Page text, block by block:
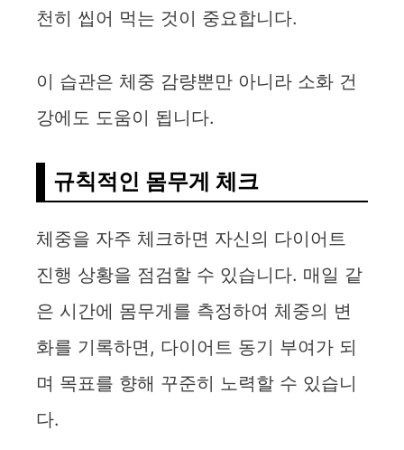
천히 씹어 먹는 것이 중요합니다.
이 습관은 체중 감량뿐만 아니라 소화 건
강에도 도움이 됩니다.
규칙적인 몸무게 체크
체중을 자주 체크하면 자신의 다이어트
진행 상황을 점검할 수 있습니다. 매일 같
은 시간에 몸무게를 측정하여 체중의 변
화를 기록하면, 다이어트 동기 부여가 되
며 목표를 향해 꾸준히 노력할 수 있습니
다.